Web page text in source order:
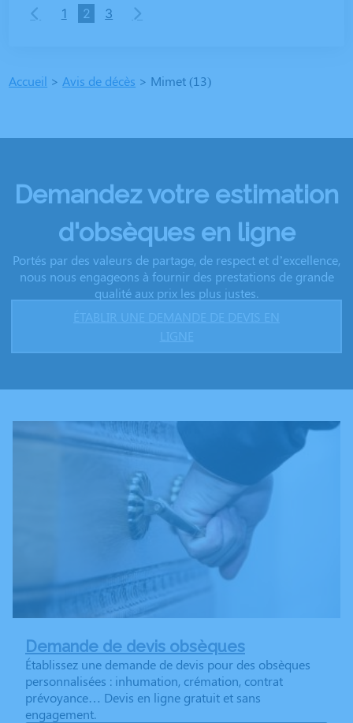
1 2 3
Accueil > Avis de décès > Mimet (13)
Demandez votre estimation
d'obsèques en ligne
Portés par des valeurs de partage, de respect et d’excellence,
nous nous engageons à fournir des prestations de grande
qualité aux prix les plus justes.
ÉTABLIR UNE DEMANDE DE DEVIS EN
LIGNE
Demande de devis obsèques
Établissez une demande de devis pour des obsèques
personnalisées : inhumation, crémation, contrat
prévoyance… Devis en ligne gratuit et sans
engagement.